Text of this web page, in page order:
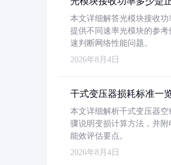
本文详细解答光模块接收
提供不同速率光模块的参
速判断网络性能问题。
2026年8月4日
干式变压器损耗标准一
本文详细解析干式变压器空
骤说明变损计算方法，并附
能效评估要点。
2026年8月4日